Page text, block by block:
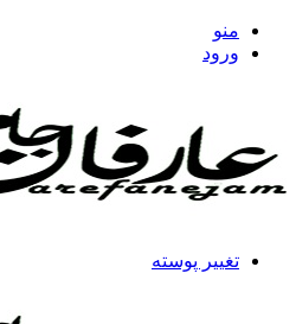
منو
ورود
تغییر پوسته